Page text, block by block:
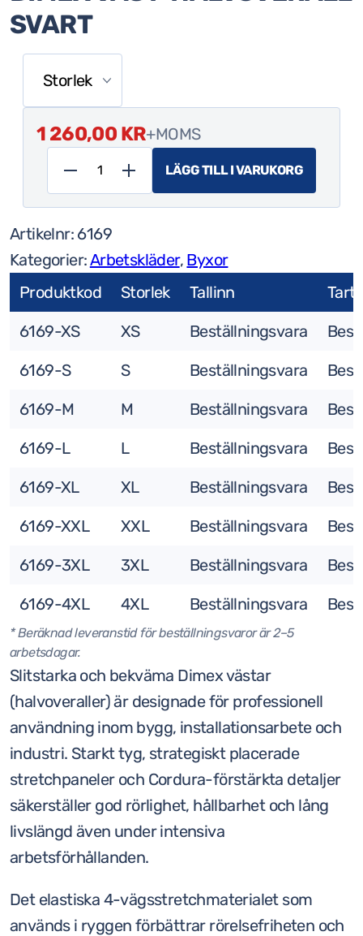
SVART
1 260,00 KR+MOMS
väst-
halvoverall
svart
mängd
LÄGG TILL I VARUKORG
Artikelnr: 6169
Kategorier:Arbetskläder, Byxor
Produktkod
Storlek Tallinn
6169-XS
XS Beställningsvara
6169-S
S Beställningsvara
6169-M
M Beställningsvara
6169-L
L Beställningsvara
6169-XL
XL Beställningsvara
6169-XXL
XXL Beställningsvara
6169-3XL
3XL Beställningsvara
6169-4XL
4XL Beställningsvara
* Beräknad leveranstid för beställningsvaror är 2–5
arbetsdagar.
Slitstarka och bekväma Dimex västar
(halvoveraller) är designade för professionell
användning inom bygg, installationsarbete och
industri. Starkt tyg, strategiskt placerade
stretchpaneler och Cordura-förstärkta detaljer
säkerställer god rörlighet, hållbarhet och lång
livslängd även under intensiva
arbetsförhållanden.
Det elastiska 4-vägsstretchmaterialet som
används i ryggen förbättrar rörelsefriheten och